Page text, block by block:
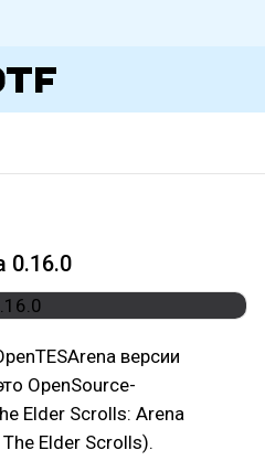
0.16.0
версии
OpenSource-
Elder Scrolls: Arena
Elder Scrolls).